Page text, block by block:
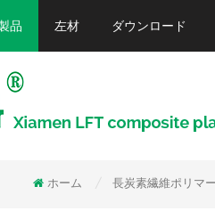
品 左材 ダウンロード
ホーム 長炭素繊維ポリマー